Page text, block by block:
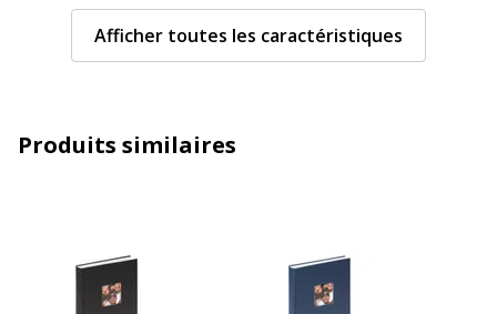
produit
24 x 30 cm
Caractéristiques générales
Destiné à
Collages, Heavy textures, Impasto,
Afficher toutes les caractéristiques
Produits similaires